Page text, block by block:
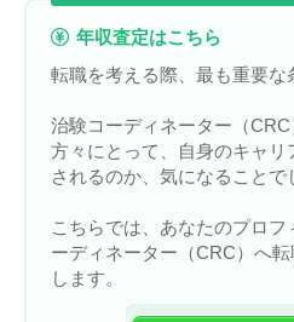
年収査定はこちら
転職を考える際、最も重要な
治験コーディネーター（
方々にとって、自身のキャリ
されるのか、気になることで
こちらでは、あなたのプロフ
ーディネーター（CRC）へ
します。